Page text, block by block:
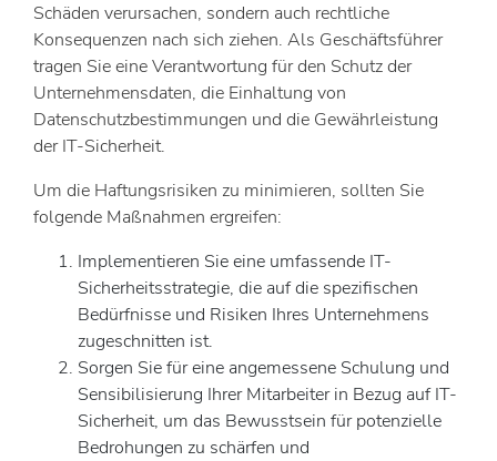
Schäden verursachen, sondern auch rechtliche
Konsequenzen nach sich ziehen. Als Geschäftsführer
tragen Sie eine Verantwortung für den Schutz der
Unternehmensdaten, die Einhaltung von
Datenschutzbestimmungen und die Gewährleistung
der IT-Sicherheit.
Um die Haftungsrisiken zu minimieren, sollten Sie
folgende Maßnahmen ergreifen:
Implementieren Sie eine umfassende IT-
Sicherheitsstrategie, die auf die spezifischen
Bedürfnisse und Risiken Ihres Unternehmens
zugeschnitten ist.
Sorgen Sie für eine angemessene Schulung und
Sensibilisierung Ihrer Mitarbeiter in Bezug auf IT-
Sicherheit, um das Bewusstsein für potenzielle
Bedrohungen zu schärfen und